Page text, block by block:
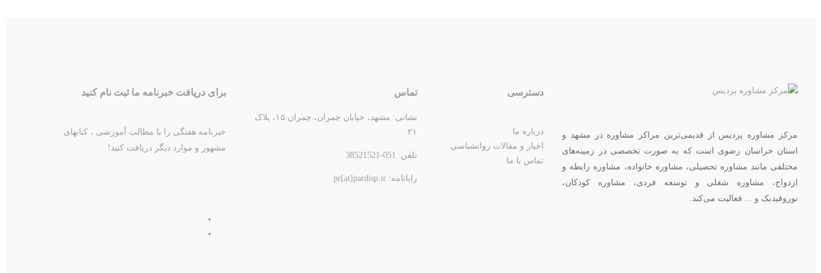
مرکز مشاوره پردیس از قدیمی‌ترین مراکز مشاوره در مشهد و
استان خراسان رضوی است که به صورت تخصصی در زمینه‌های
مختلفی مانند مشاوره تحصیلی، مشاوره خانواده، مشاوره رابطه و
ازدواج، مشاوره شغلی و توسعه فردی، مشاوره کودکان،
نوروفیدبک و ... فعالیت می‌کند.
دسترسی
درباره ما
اخبار و مقالات روانشناسی
تماس با ما
تماس
نشانی:
مشهد، خیابان چمران، چمران ۱۵، پلاک
۲۱
تلفن: 051-38521521
رایانامه: pr[at]pardisp.ir
برای دریافت خبرنامه ما ثبت نام کنید
خبرنامه هفتگی را با مطالب آموزشی ، کتابهای
مشهور و موارد دیگر دریافت کنید!